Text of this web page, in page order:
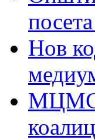
Нов
МЦМС